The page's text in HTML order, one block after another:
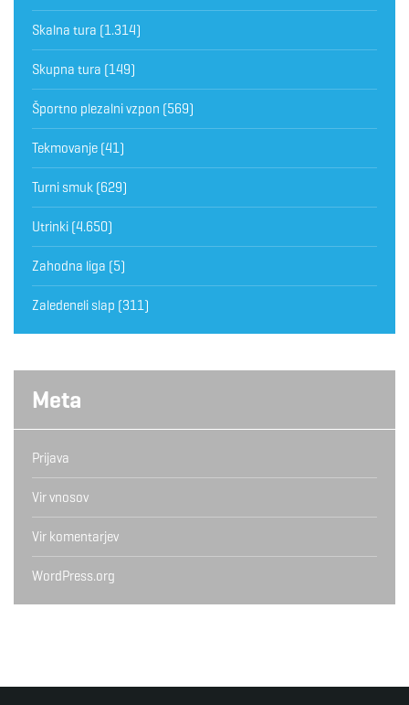
Skalna tura (1.314)
Skupna tura (149)
Športno plezalni vzpon (569)
Tekmovanje (41)
Turni smuk (629)
Utrinki (4.650)
Zahodna liga (5)
Zaledeneli slap (311)
Meta
Prijava
Vir vnosov
Vir komentarjev
WordPress.org